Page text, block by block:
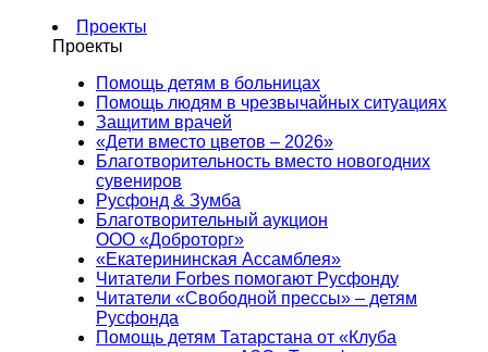
Проекты
Проекты
Помощь детям в больницах
Помощь людям в чрезвычайных ситуациях
Защитим врачей
«Дети вместо цветов – 2026»
Благотворительность вместо новогодних
сувениров
Русфонд & Зумба
Благотворительный аукцион
ООО «Доброторг»
«Екатерининская Ассамблея»
Читатели Forbes помогают Русфонду
Читатели «Свободной прессы» – детям
Русфонда
Помощь детям Татарстана от «Клуба